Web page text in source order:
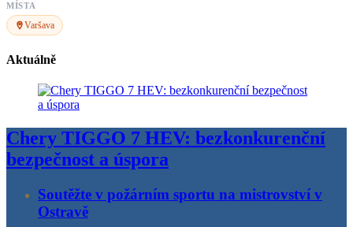
MÍSTA
Varšava
Aktuálně
Chery TIGGO 7 HEV: bezkonkurenční
bezpečnost a úspora
Soutěžte v požárním sportu na mistrovství v
Ostravě